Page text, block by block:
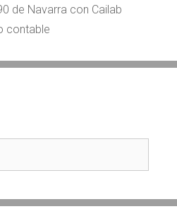
de Navarra con Cailab
contable